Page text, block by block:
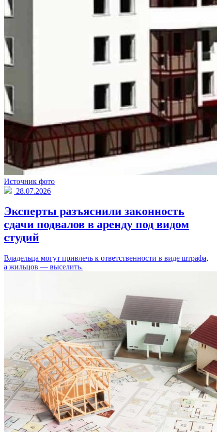
Источник фото
28.07.2026
Эксперты разъяснили законность
сдачи подвалов в аренду под видом
студий
Владельца могут привлечь к ответственности в виде штрафа,
а жильцов — выселить.